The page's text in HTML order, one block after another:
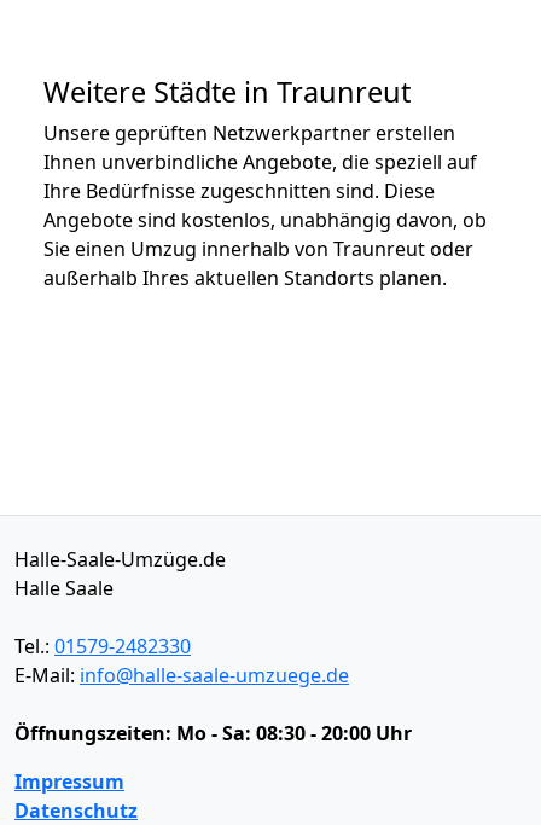
Weitere Städte in Traunreut
Unsere geprüften Netzwerkpartner erstellen
Ihnen unverbindliche Angebote, die speziell auf
Ihre Bedürfnisse zugeschnitten sind. Diese
Angebote sind kostenlos, unabhängig davon, ob
Sie einen Umzug innerhalb von Traunreut oder
außerhalb Ihres aktuellen Standorts planen.
Halle-Saale-Umzüge.de
Halle Saale
Tel.: 01579-2482330
E-Mail: info@halle-saale-umzuege.de
Öffnungszeiten: Mo - Sa: 08:30 - 20:00 Uhr
Impressum
Datenschutz